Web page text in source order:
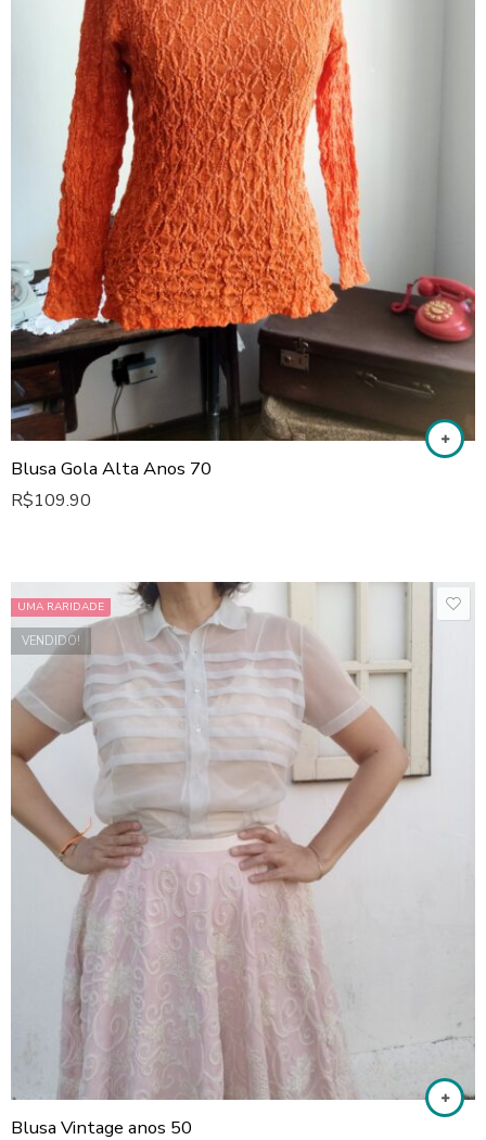
Blusa Gola Alta Anos 70
R$109.90
UMA RARIDADE
VENDIDO!
Blusa Vintage anos 50